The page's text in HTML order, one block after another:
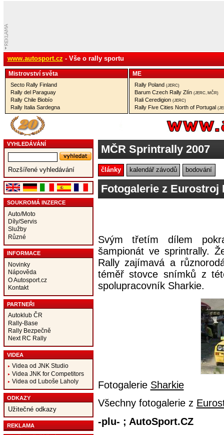
www.autosport.cz - Vše o rally sportu
Mistrovství­ světa
Secto Rally Finland
Rally del Paraguay
Rally Chile Biobío
Rally Italia Sardegna
ME
Rally Poland (JERC)
Barum Czech Rally Zlín (JERC, MČR)
Rali Ceredigion (JERC)
Rally Five Cities North of Portugal
VYHLEDÁVÁNÍ
Rozšířené vyhledávání
SOUKROMÁ INZERCE
Auto/Moto
Díly/Servis
Služby
Různé
INFORMACE
Novinky
Nápověda
O Autosport.cz
Kontakt
PARTNEŘI
Autoklub ČR
Rally-Base
Rally Bezpečně
Next RC Rally
VIDEA
Videa od JNK Studio
Videa JNK for Competitors
Videa od Luboše Laholy
ODKAZY
Užitečné odkazy
REKLAMA
MČR Sprintrally 2007
články kalendář závodů bodování
Fotogalerie z Eurostroj
Svým třetím dílem
šampionát ve sprintrally.
Rally zajímavá a
téměř stovce snímků z
spolupracovník Sharkie.
Fotogalerie Sharkie
Všechny fotogalerie z
-plu- ; AutoSport.CZ